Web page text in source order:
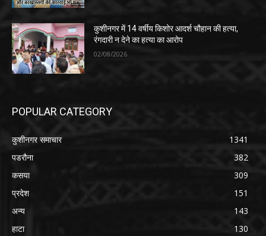
कुशीनगर में 14 वर्षीय किशोर आदर्श चौहान की हत्या,
रंगदारी न देने का हत्या का आरोप
02/08/2026
POPULAR CATEGORY
कुशीनगर समाचार
1341
पडरौना
382
कसया
309
प्रदेश
151
अन्य
143
हाटा
130